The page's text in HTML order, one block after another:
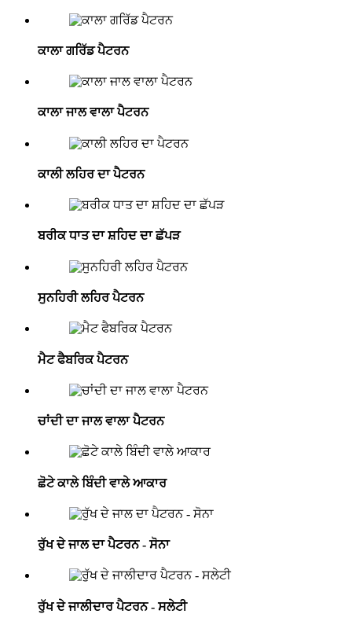
ਕਾਲਾ ਗਰਿੱਡ ਪੈਟਰਨ
ਕਾਲਾ ਜਾਲ ਵਾਲਾ ਪੈਟਰਨ
ਕਾਲੀ ਲਹਿਰ ਦਾ ਪੈਟਰਨ
ਬਰੀਕ ਧਾਤ ਦਾ ਸ਼ਹਿਦ ਦਾ ਛੱਪੜ
ਸੁਨਹਿਰੀ ਲਹਿਰ ਪੈਟਰਨ
ਮੈਟ ਫੈਬਰਿਕ ਪੈਟਰਨ
ਚਾਂਦੀ ਦਾ ਜਾਲ ਵਾਲਾ ਪੈਟਰਨ
ਛੋਟੇ ਕਾਲੇ ਬਿੰਦੀ ਵਾਲੇ ਆਕਾਰ
ਰੁੱਖ ਦੇ ਜਾਲ ਦਾ ਪੈਟਰਨ - ਸੋਨਾ
ਰੁੱਖ ਦੇ ਜਾਲੀਦਾਰ ਪੈਟਰਨ - ਸਲੇਟੀ